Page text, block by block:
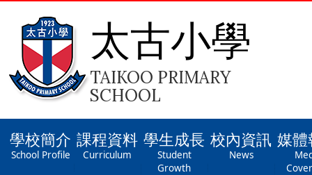
太古小學
TAIKOO PRIMARY
SCHOOL
學校簡介
School Profile
課程資料
Curriculum
學生成長
Student
Growth
校內資訊
News
媒